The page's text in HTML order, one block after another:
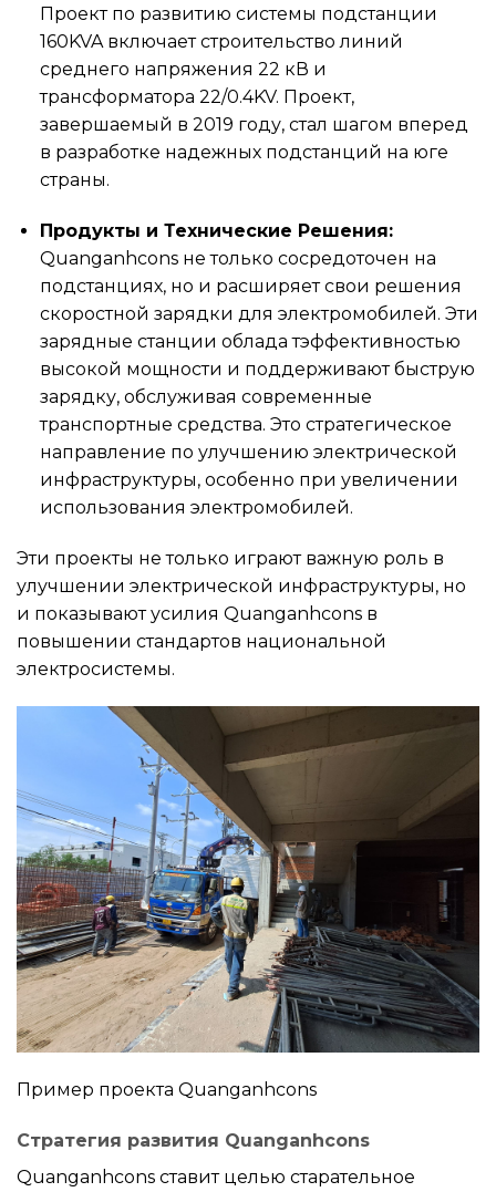
Проект по развитию системы подстанции
160KVA включает строительство линий
среднего напряжения 22 кВ и
трансформатора 22/0.4KV. Проект,
завершаемый в 2019 году, стал шагом вперед
в разработке надежных подстанций на юге
страны.
Продукты и Технические Решения:
Quanganhcons не только сосредоточен на
подстанциях, но и расширяет свои решения
скоростной зарядки для электромобилей. Эти
зарядные станции облада тэффективностью
высокой мощности и поддерживают быструю
зарядку, обслуживая современные
транспортные средства. Это стратегическое
направление по улучшению электрической
инфраструктуры, особенно при увеличении
использования электромобилей.
Эти проекты не только играют важную роль в
улучшении электрической инфраструктуры, но
и показывают усилия Quanganhcons в
повышении стандартов национальной
электросистемы.
Пример проекта Quanganhcons
Стратегия развития Quanganhcons
Quanganhcons ставит целью старательное